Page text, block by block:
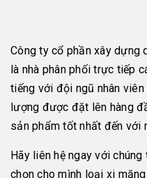
Công ty cổ phần xây dựng
là nhà phân phối trực tiếp
tiếng với đội ngũ nhân
lượng được đặt lên hàng
sản phẩm tốt nhất đến với
Hãy liên hệ ngay với
chọn cho mình loại xi